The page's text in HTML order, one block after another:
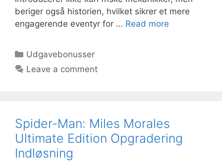
beriger også historien, hvilket sikrer et mere
engagerende eventyr for … Read more
Categories
Udgavebonusser
Leave a comment
Spider-Man: Miles Morales
Ultimate Edition Opgradering
Indløsning